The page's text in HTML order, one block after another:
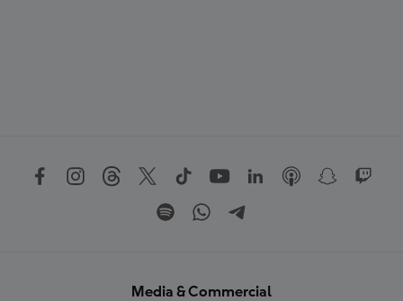
Media & Commercial